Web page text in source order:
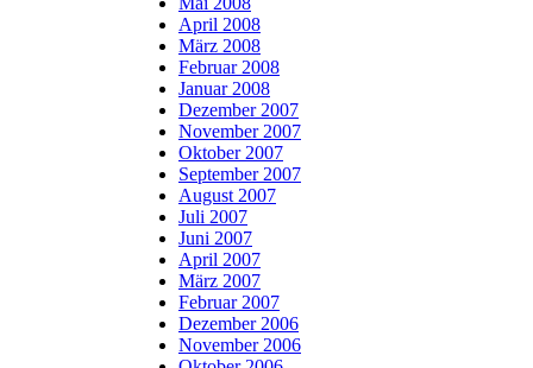
April 2008
März 2008
Februar 2008
Januar 2008
Dezember 2007
November 2007
Oktober 2007
September 2007
August 2007
Juli 2007
Juni 2007
April 2007
März 2007
Februar 2007
Dezember 2006
November 2006